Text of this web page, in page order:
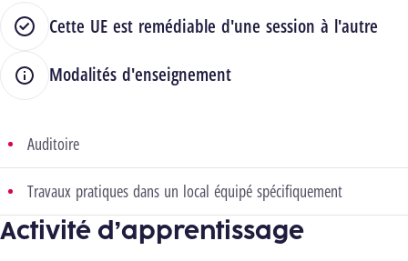
Cette UE est remédiable d'une session à l'autre
Modalités d'enseignement
Auditoire
Travaux pratiques dans un local équipé spécifiquement
Activité d’apprentissage